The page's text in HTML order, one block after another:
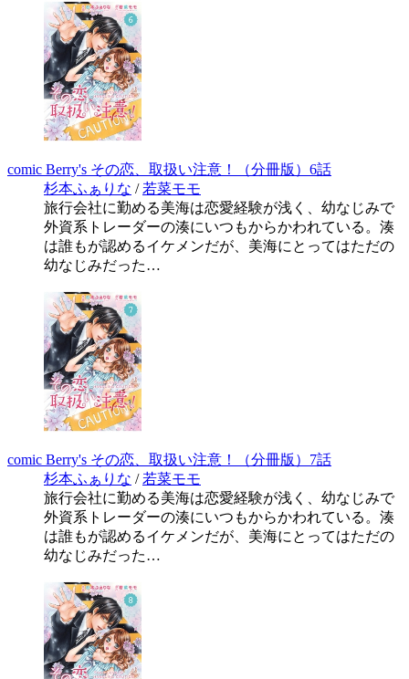
comic Berry's その恋、取扱い注意！（分冊版）6話
杉本ふぁりな / 若菜モモ
旅行会社に勤める美海は恋愛経験が浅く、幼なじみで
外資系トレーダーの湊にいつもからかわれている。湊
は誰もが認めるイケメンだが、美海にとってはただの
幼なじみだった…
comic Berry's その恋、取扱い注意！（分冊版）7話
杉本ふぁりな / 若菜モモ
旅行会社に勤める美海は恋愛経験が浅く、幼なじみで
外資系トレーダーの湊にいつもからかわれている。湊
は誰もが認めるイケメンだが、美海にとってはただの
幼なじみだった…